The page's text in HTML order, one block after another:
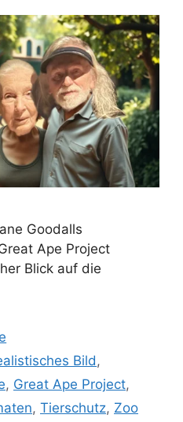
Goodalls
Ape Project
Blick auf die
Bild ,
, Great Ape Project,
, Tierschutz, Zoo